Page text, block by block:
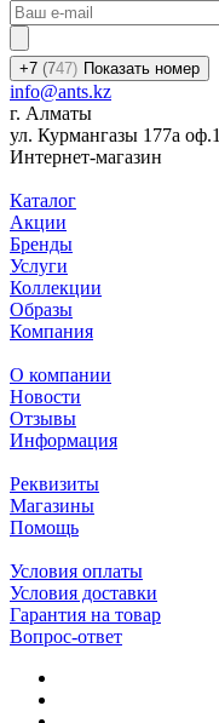
+7 (747) Показать номер
info@ants.kz
г. Алматы
ул. Курмангазы 177а оф.1
Интернет-магазин
Каталог
Акции
Бренды
Услуги
Коллекции
Образы
Компания
О компании
Новости
Отзывы
Информация
Реквизиты
Магазины
Помощь
Условия оплаты
Условия доставки
Гарантия на товар
Вопрос-ответ